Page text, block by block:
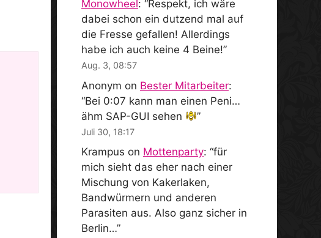
Monowheel: “Respekt, ich wäre
dabei schon ein dutzend mal auf
die Fresse gefallen! Allerdings
habe ich auch keine 4 Beine!”
Aug. 3, 08:57
Anonym on Bester Mitarbeiter:
“Bei 0:07 kann man einen Peni…
ähm SAP-GUI sehen
”
Juli 30, 18:17
Krampus on Mottenparty: “für
mich sieht das eher nach einer
Mischung von Kakerlaken,
Bandwürmern und anderen
Parasiten aus. Also ganz sicher in
Berlin…”